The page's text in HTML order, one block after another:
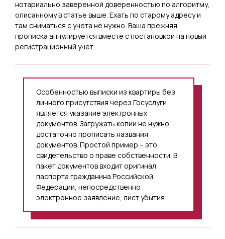
нотариально заверенной доверенностью по алгоритму,
описанному в статье выше. Ехать по старому адресу и
там сниматься с учета не нужно. Ваша прежняя
прописка аннулируется вместе с постановкой на новый
регистрационный учет.
Особенностью выписки из квартиры без
личного присутствия через Госуслуги
является указание электронных
документов. Загружать копии не нужно,
достаточно прописать названия
документов. Простой пример – это
свидетельство о праве собственности. В
пакет документов входит оригинал
паспорта гражданина Российской
Федерации, непосредственно
электронное заявление, лист убытия.